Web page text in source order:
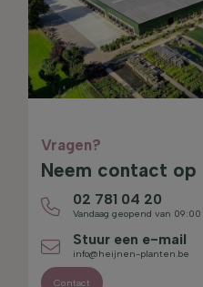
Vragen?
Neem contact op
02 781 04 20
Vandaag geopend van 09:00
Stuur een e-mail
info@heijnen-planten.be
Contact